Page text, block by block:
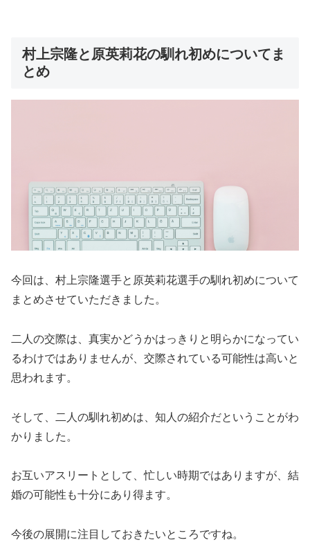
村上宗隆と原英莉花の馴れ初めについてま
とめ
今回は、村上宗隆選手と原英莉花選手の馴れ初めについて
まとめさせていただきました。
二人の交際は、真実かどうかはっきりと明らかになってい
るわけではありませんが、交際されている可能性は高いと
思われます。
そして、二人の馴れ初めは、知人の紹介だということがわ
かりました。
お互いアスリートとして、忙しい時期ではありますが、結
婚の可能性も十分にあり得ます。
今後の展開に注目しておきたいところですね。